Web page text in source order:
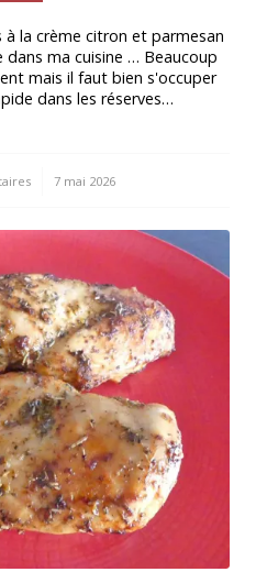
la crème citron et parmesan
dans ma cuisine … Beaucoup
mais il faut bien s'occuper
dans les réserves…
7 mai 2026